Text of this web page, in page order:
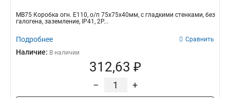
MB75 Коробка огн. E110, о/п 75х75х40мм, с гладкими стенками, без
галогена, заземление, IP41, 2P...
Подробнее Сравнить
Наличие: В наличии
312,63 ₽
– +